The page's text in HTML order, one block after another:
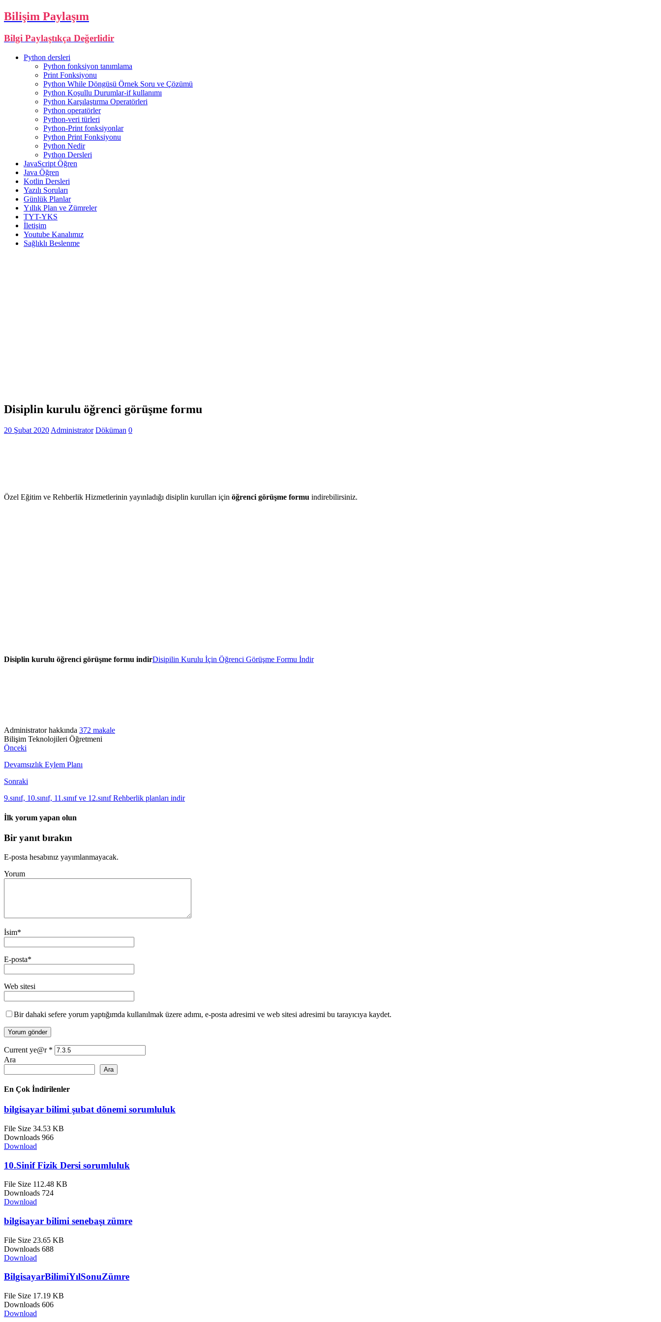
Bilişim Paylaşım
Bilgi Paylaştıkça Değerlidir
Python dersleri
Python fonksiyon tanımlama
Print Fonksiyonu
Python While Döngüsü Örnek Soru ve Çözümü
Python Koşullu Durumlar-if kullanımı
Python Karşılaştırma Operatörleri
Python operatörler
Python-veri türleri
Python-Print fonksiyonlar
Python Print Fonksiyonu
Python Nedir
Python Dersleri
JavaScript Öğren
Java Öğren
Kotlin Dersleri
Yazılı Soruları
Günlük Planlar
Yıllık Plan ve Zümreler
TYT-YKS
İletişim
Youtube Kanalımız
Sağlıklı Beslenme
Disiplin kurulu öğrenci görüşme formu
20 Şubat 2020 Administrator Döküman 0
Özel Eğitim ve Rehberlik Hizmetlerinin yayınladığı disiplin kurulları için öğrenci görüşme formu indirebilirsiniz.
Disiplin kurulu öğrenci görüşme formu indirDisipilin Kurulu İçin Öğrenci Görüşme Formu İndir
Administrator hakkında 372 makale
Bilişim Teknolojileri Öğretmeni
Önceki
Devamsızlık Eylem Planı
Sonraki
9.sınıf, 10.sınıf, 11.sınıf ve 12.sınıf Rehberlik planları indir
İlk yorum yapan olun
Bir yanıt bırakın
E-posta hesabınız yayımlanmayacak.
Yorum
İsim*
E-posta*
Web sitesi
Bir dahaki sefere yorum yaptığımda kullanılmak üzere adımı, e-posta adresimi ve web sitesi adresimi bu tarayıcıya kaydet.
Current ye@r *
Ara
Ara
En Çok İndirilenler
bilgisayar bilimi şubat dönemi sorumluluk
File Size 34.53 KB
Downloads 966
Download
10.Sinif Fizik Dersi sorumluluk
File Size 112.48 KB
Downloads 724
Download
bilgisayar bilimi senebaşı zümre
File Size 23.65 KB
Downloads 688
Download
BilgisayarBilimiYılSonuZümre
File Size 17.19 KB
Downloads 606
Download